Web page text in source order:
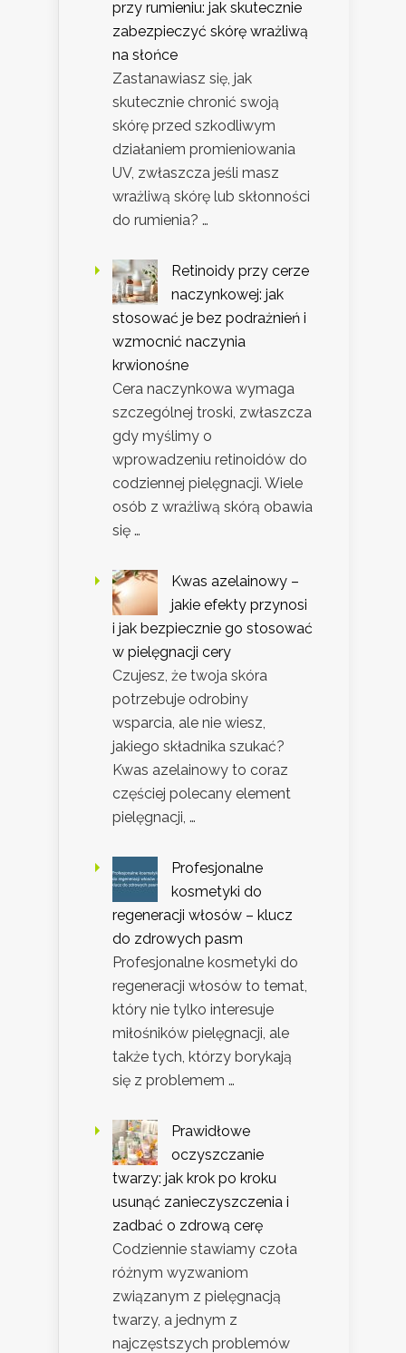
przy rumieniu: jak skutecznie
zabezpieczyć skórę wrażliwą
na słońce
Zastanawiasz się, jak
skutecznie chronić swoją
skórę przed szkodliwym
działaniem promieniowania
UV, zwłaszcza jeśli masz
wrażliwą skórę lub skłonności
do rumienia? …
Retinoidy przy cerze
naczynkowej: jak
stosować je bez podrażnień i
wzmocnić naczynia
krwionośne
Cera naczynkowa wymaga
szczególnej troski, zwłaszcza
gdy myślimy o
wprowadzeniu retinoidów do
codziennej pielęgnacji. Wiele
osób z wrażliwą skórą obawia
się …
Kwas azelainowy –
jakie efekty przynosi
i jak bezpiecznie go stosować
w pielęgnacji cery
Czujesz, że twoja skóra
potrzebuje odrobiny
wsparcia, ale nie wiesz,
jakiego składnika szukać?
Kwas azelainowy to coraz
częściej polecany element
pielęgnacji, …
Profesjonalne
kosmetyki do
regeneracji włosów – klucz
do zdrowych pasm
Profesjonalne kosmetyki do
regeneracji włosów to temat,
który nie tylko interesuje
miłośników pielęgnacji, ale
także tych, którzy borykają
się z problemem …
Prawidłowe
oczyszczanie
twarzy: jak krok po kroku
usunąć zanieczyszczenia i
zadbać o zdrową cerę
Codziennie stawiamy czoła
różnym wyzwaniom
związanym z pielęgnacją
twarzy, a jednym z
najczęstszych problemów